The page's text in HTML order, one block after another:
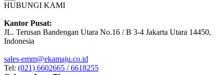
HUBUNGI KAMI
Kantor Pusat:
JL. Terusan Bandengan Utara No.16 / B 3-4 Jakarta Utara 14450,
Indonesia
sales-emm@ekamaju.co.id
Tel: (021) 6602665 / 6618255